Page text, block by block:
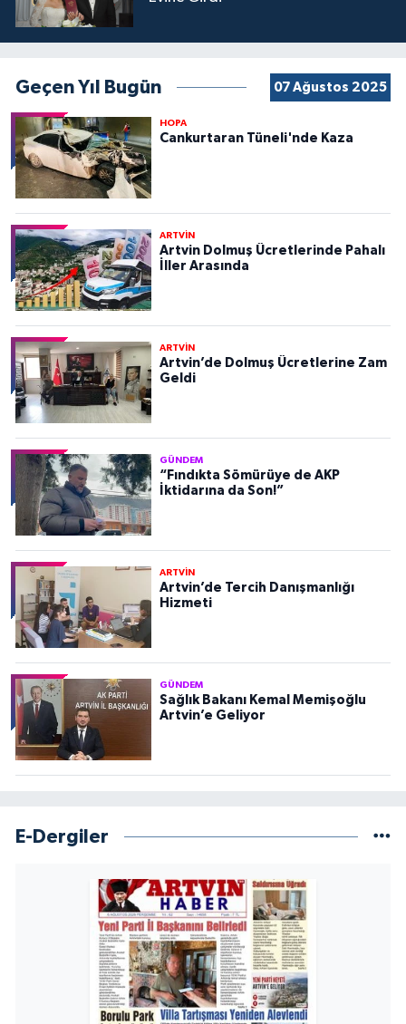
Geçen Yıl Bugün 07 Ağustos 2025
HOPA
Cankurtaran Tüneli'nde Kaza
ARTVİN
Artvin Dolmuş Ücretlerinde Pahalı
İller Arasında
ARTVİN
Artvin’de Dolmuş Ücretlerine Zam
Geldi
GÜNDEM
“Fındıkta Sömürüye de AKP
İktidarına da Son!”
ARTVİN
Artvin’de Tercih Danışmanlığı
Hizmeti
GÜNDEM
Sağlık Bakanı Kemal Memişoğlu
Artvin’e Geliyor
E-Dergiler